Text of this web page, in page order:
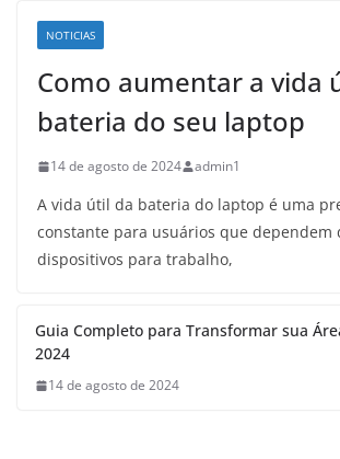
NOTICIAS
Como aumentar a vida
bateria do seu laptop
14 de agosto de 2024 admin1
A vida útil da bateria do laptop é uma
constante para usuários que dependem
dispositivos para trabalho,
Guia Completo para Transformar sua
2024
14 de agosto de 2024